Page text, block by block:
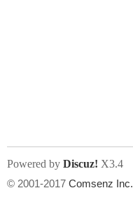
Powered by Discuz! X3.4
© 2001-2017 Comsenz Inc.